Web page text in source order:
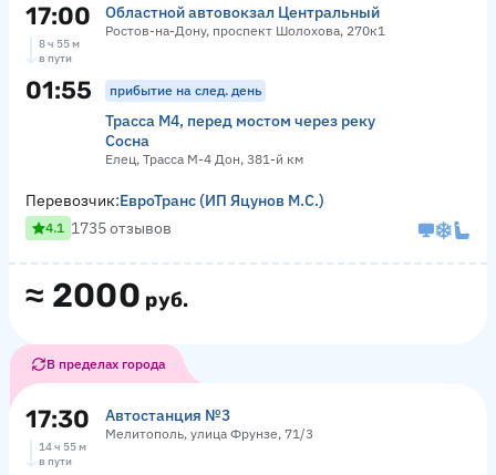
17:00 Областной автовокзал Центральный
Ростов-на-Дону, проспект Шолохова, 270к1
8 ч 55 м
в пути
01:55 прибытие на след. день
Трасса М4, перед мостом через реку
Сосна
Елец, Трасса М-4 Дон, 381-й км
≈ 2000 руб.
Перевозчик:ЕвроТранс (ИП Яцунов М.С.)
4.1 1735 отзывов
В пределах города
17:30 Автостанция №3
Мелитополь, улица Фрунзе, 71/3
14 ч 55 м
в пути